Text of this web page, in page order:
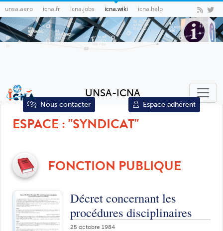
unsa.aero icna.fr icna.jobs icna.wiki icna.help
Nous contacter Espace adhérent
UNSA-ICNA
ESPACE : "SYNDICAT"
FONCTION PUBLIQUE
Décret concernant les
procédures disciplinaires
25 octobre 1984